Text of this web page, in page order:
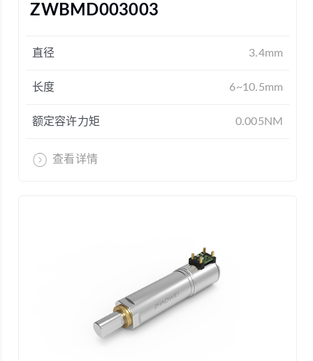
ZWBMD003003
直径 3.4mm
长度 6~10.5mm
额定容许力矩 0.005NM
查看详情